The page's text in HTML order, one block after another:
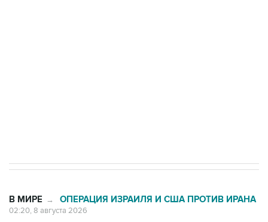
В МИРЕ → ОПЕРАЦИЯ ИЗРАИЛЯ И США ПРОТИВ ИРАНА
02:20, 8 августа 2026